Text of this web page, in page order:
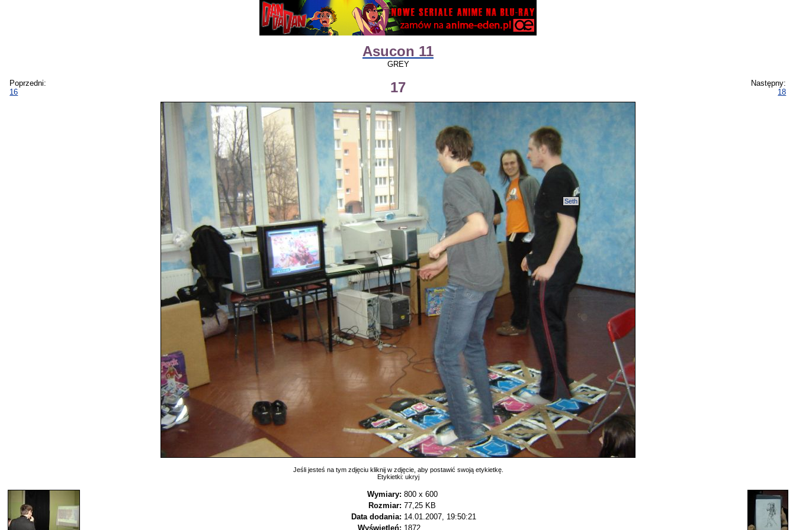
Asucon 11
GREY
Poprzedni:
16
17
Następny:
18
Seth
Jeśli jesteś na tym zdjęciu kliknij w zdjęcie, aby postawić swoją etykietkę.
Etykietki: ukryj
Wymiary: 800 x 600
Rozmiar: 77,25 KB
Data dodania: 14.01.2007, 19:50:21
Wyświetleń: 1872